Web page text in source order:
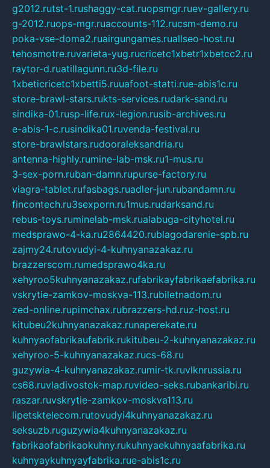
g2012.rutst-1.rushaggy-cat.ruopsmgr.ruev-gallery.ru
g-2012.ruops-mgr.ruaccounts-112.rucsm-demo.ru
poka-vse-doma2.ruairgungames.ruallseo-host.ru
tehosmotre.ruvarieta-yug.rucricetc1xbetr1xbetcc2.ru
raytor-d.ruatillagunn.ru3d-file.ru
1xbeticricetc1xbetti5.ruuafoot-statti.rue-abis1c.ru
store-brawl-stars.rukts-services.rudark-sand.ru
sindika-01.rusp-life.rux-legion.rusib-archives.ru
e-abis-1-c.rusindika01.ruvenda-festival.ru
store-brawlstars.rudooraleksandria.ru
antenna-highly.rumine-lab-msk.ru1-mus.ru
3-sex-porn.ruban-damn.rupurse-factory.ru
viagra-tablet.rufasbags.ruadler-jun.rubandamn.ru
fincontech.ru3sexporn.ru1mus.rudarksand.ru
rebus-toys.ruminelab-msk.rualabuga-cityhotel.ru
medsprawo-4-ka.ru2864420.rublagodarenie-spb.ru
zajmy24.rutovudyi-4-kuhnyanazakaz.ru
brazzerscom.rumedsprawo4ka.ru
xehyroo5kuhnyanazakaz.rufabrikayfabrikaefabrika.ru
vskrytie-zamkov-moskva-113.rubiletnadom.ru
zed-online.rupimchax.rubrazzers-hd.ruz-host.ru
kitubeu2kuhnyanazakaz.runaperekate.ru
kuhnyaofabrikaufabrik.rukitubeu-2-kuhnyanazakaz.ru
xehyroo-5-kuhnyanazakaz.rucs-68.ru
guzywia-4-kuhnyanazakaz.rumir-tk.ruvlknrussia.ru
cs68.ruvladivostok-map.ruvideo-seks.rubankaribi.ru
raszar.ruvskrytie-zamkov-moskva113.ru
lipetsktelecom.rutovudyi4kuhnyanazakaz.ru
seksuzb.ruguzywia4kuhnyanazakaz.ru
fabrikaofabrikaokuhny.rukuhnyaekuhnyaafabrika.ru
kuhnyaykuhnyayfabrika.rue-abis1c.ru